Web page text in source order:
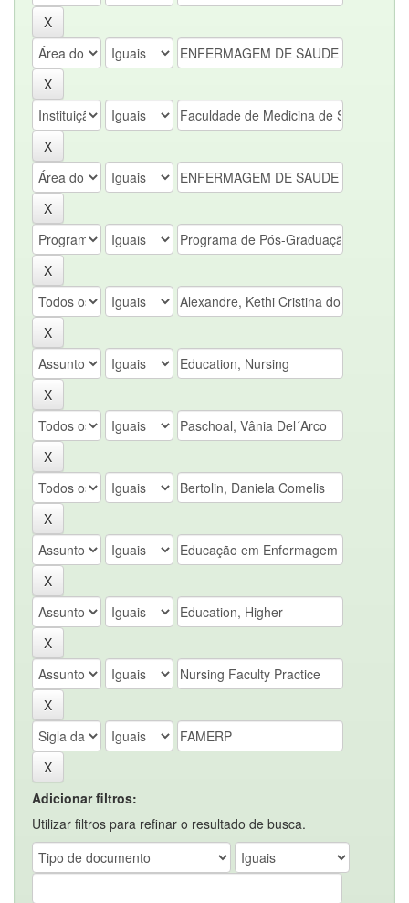
Adicionar filtros:
Utilizar filtros para refinar o resultado de busca.